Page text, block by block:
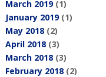
March 2019(1)
January 2019(1)
May 2018(2)
April 2018(3)
March 2018(3)
February 2018(2)